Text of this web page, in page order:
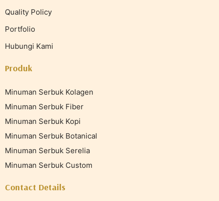
Quality Policy
Portfolio
Hubungi Kami
Produk
Minuman Serbuk Kolagen
Minuman Serbuk Fiber
Minuman Serbuk Kopi
Minuman Serbuk Botanical
Minuman Serbuk Serelia
Minuman Serbuk Custom
Contact Details